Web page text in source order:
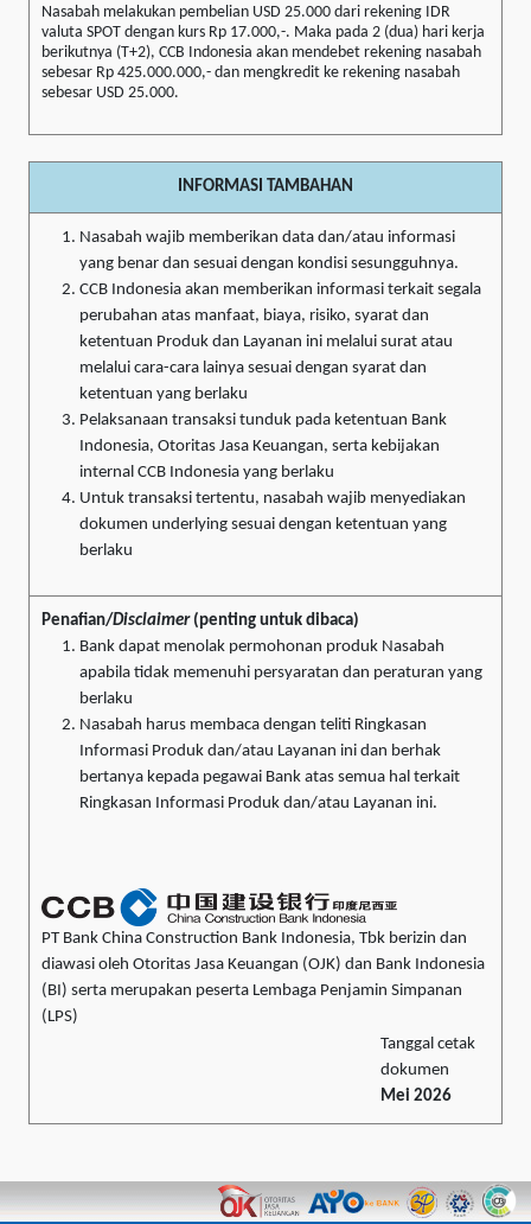
Nasabah melakukan pembelian USD 25.000 dari rekening IDR
valuta SPOT dengan kurs Rp 17.000,-. Maka pada 2 (dua) hari kerja
berikutnya (T+2), CCB Indonesia akan mendebet rekening nasabah
sebesar Rp 425.000.000,- dan mengkredit ke rekening nasabah
sebesar USD 25.000.
INFORMASI TAMBAHAN
Nasabah wajib memberikan data dan/atau informasi
yang benar dan sesuai dengan kondisi sesungguhnya.
CCB Indonesia akan memberikan informasi terkait segala
perubahan atas manfaat, biaya, risiko, syarat dan
ketentuan Produk dan Layanan ini melalui surat atau
melalui cara-cara lainya sesuai dengan syarat dan
ketentuan yang berlaku
Pelaksanaan transaksi tunduk pada ketentuan Bank
Indonesia, Otoritas Jasa Keuangan, serta kebijakan
internal CCB Indonesia yang berlaku
Untuk transaksi tertentu, nasabah wajib menyediakan
dokumen underlying sesuai dengan ketentuan yang
berlaku
Penafian/Disclaimer(penting untuk dibaca)
Bank dapat menolak permohonan produk Nasabah
apabila tidak memenuhi persyaratan dan peraturan yang
berlaku
Nasabah harus membaca dengan teliti Ringkasan
Informasi Produk dan/atau Layanan ini dan berhak
bertanya kepada pegawai Bank atas semua hal terkait
Ringkasan Informasi Produk dan/atau Layanan ini.
PT Bank China Construction Bank Indonesia, Tbk berizin dan
diawasi oleh Otoritas Jasa Keuangan (OJK) dan Bank Indonesia
(BI) serta merupakan peserta Lembaga Penjamin Simpanan
(LPS)
Tanggal cetak
dokumen
Mei 2026